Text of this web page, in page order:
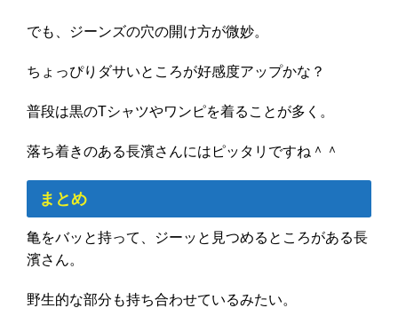
でも、ジーンズの穴の開け方が微妙。
ちょっぴりダサいところが好感度アップかな？
普段は黒のTシャツやワンピを着ることが多く。
落ち着きのある長濱さんにはピッタリですね＾＾
まとめ
亀をバッと持って、ジーッと見つめるところがある長
濱さん。
野生的な部分も持ち合わせているみたい。